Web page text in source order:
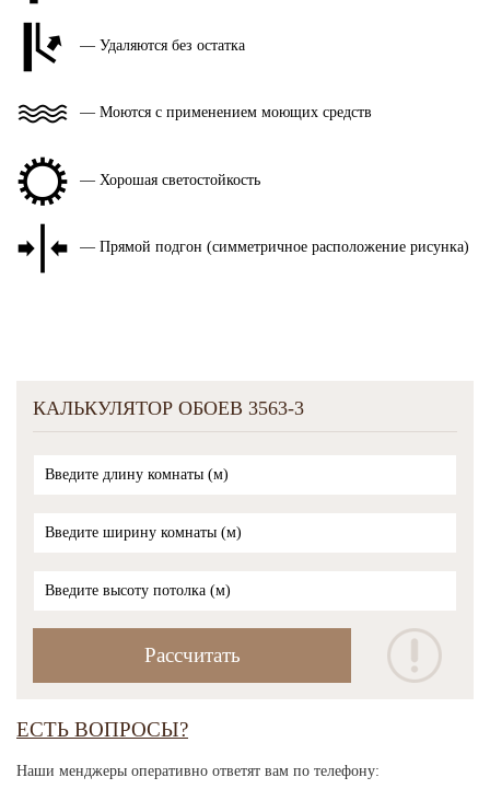
— Удаляются без остатка
— Моются с применением моющих средств
— Хорошая светостойкость
— Прямой подгон (симметричное расположение рисунка)
КАЛЬКУЛЯТОР ОБОЕВ 3563-3
ЕСТЬ ВОПРОСЫ?
Наши менджеры оперативно ответят вам по телефону: